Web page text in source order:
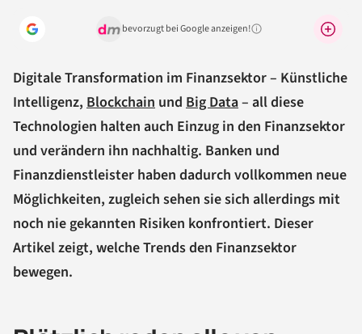
bevorzugt bei Google anzeigen!Warum lohnt sich das?
Digitale Transformation im Finanzsektor – Künstliche
Intelligenz, Blockchain und Big Data– all diese
Technologien halten auch Einzug in den Finanzsektor
und verändern ihn nachhaltig. Banken und
Finanzdienstleister haben dadurch vollkommen neue
Möglichkeiten, zugleich sehen sie sich allerdings mit
noch nie gekannten Risiken konfrontiert. Dieser
Artikel zeigt, welche Trends den Finanzsektor
bewegen.